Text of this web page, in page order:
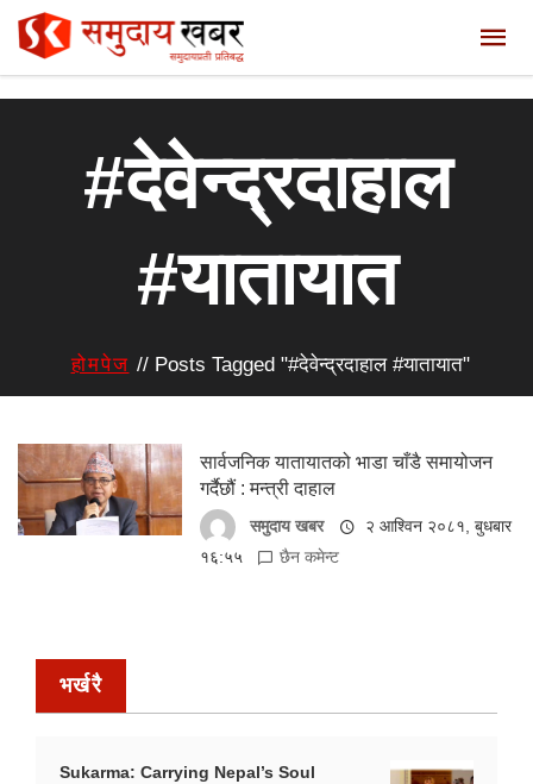
#देवेन्द्रदाहाल
#यातायात
होमपेज // Posts Tagged "#देवेन्द्रदाहाल #यातायात"
सार्वजनिक यातायातको भाडा चाँडै समायोजन
गर्दैछौं : मन्त्री दाहाल
समुदाय खबर
२ आश्विन २०८१, बुधबार
१६:५५
छैन कमेन्ट
भर्खरै
Sukarma: Carrying Nepal’s Soul